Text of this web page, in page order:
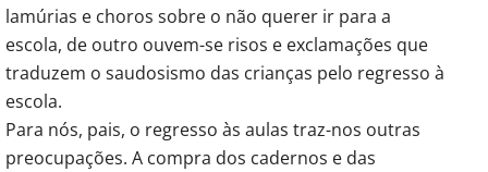
lamúrias e choros sobre o não querer ir para a
escola, de outro ouvem-se risos e exclamações que
traduzem o saudosismo das crianças pelo regresso à
escola.
Para nós, pais, o regresso às aulas traz-nos outras
preocupações. A compra dos cadernos e das